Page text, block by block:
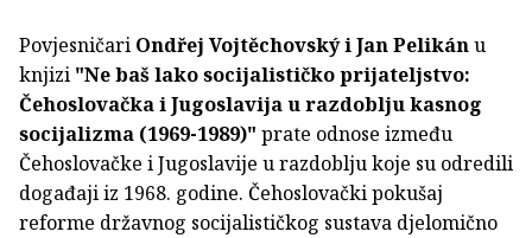
Povjesničari Ondřej Vojtěchovský i Jan Pelikánu
knjizi "Ne baš lako socijalističko prijateljstvo:
Čehoslovačka i Jugoslavija u razdoblju kasnog
socijalizma (1969-1989)" prate odnose između
Čehoslovačke i Jugoslavije u razdoblju koje su odredili
događaji iz 1968. godine. Čehoslovački pokušaj
reforme državnog socijalističkog sustava djelomično